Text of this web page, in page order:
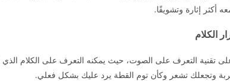
أكثر إثارة وتشويقًا.
الكلام
تقنية التعرف على الصوت، حيث يمكنه التعرف على الكلام
وتجعلك تشعر وكأن توم القطة يرد عليك بشكل فعلي.